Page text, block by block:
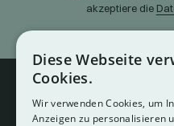
akzeptiere die
Diese Webseite
Cookies.
Wir verwenden Cookies, um
Anzeigen zu personalisieren